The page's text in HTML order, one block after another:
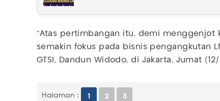
"Atas pertimbangan itu, demi menggenjot
semakin fokus pada bisnis pengangkutan
GTSI, Dandun Widodo, di Jakarta, Jumat
Halaman : 1 2 3